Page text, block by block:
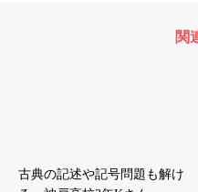
関
古典の記述や記号問題も解け